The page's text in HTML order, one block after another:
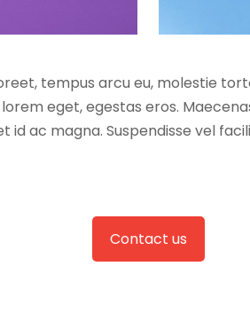
tempus arcu eu, molestie
eget, egestas eros.
id ac magna. Suspendisse vel
Contact us